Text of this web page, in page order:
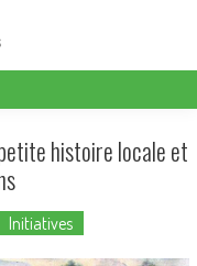
histoire locale et
Initiatives